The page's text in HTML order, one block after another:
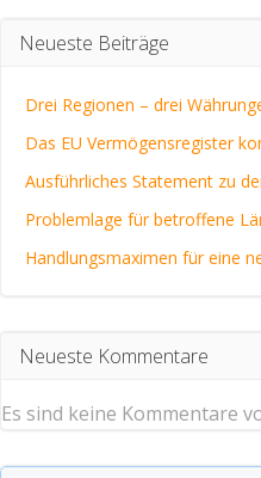
Neueste Beiträge
Drei Regionen – drei
Das EU Vermögensregister
Ausführliches Statement zu
Problemlage für betroffene
Handlungsmaximen für eine
Neueste Kommentare
Es sind keine Kommentare